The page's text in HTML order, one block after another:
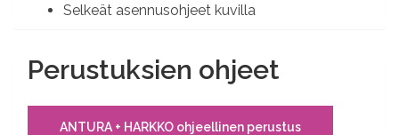
Selkeät asennusohjeet kuvilla
Perustuksien ohjeet
ANTURA + HARKKO ohjeellinen perustus